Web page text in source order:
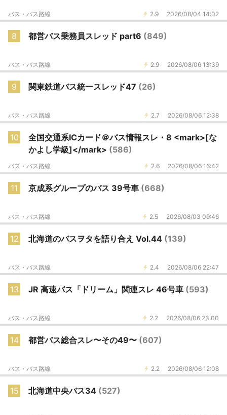
2.9 2026/08/04 14:02
バス・バス路線
8 都営バス乗務員スレッド part6 (849)
2.9 2026/08/06 13:39
バス・バス路線
9 関東鉄道バス統一スレッド47 (26)
2.7 2026/08/06 12:38
バス・バス路線
10
全国交通系ICカード＠バス情報スレ・8 <mark>[な
かよし学級]</mark> (586)
2.6 2026/08/06 16:42
バス・バス路線
11 京成系グループのバス 39号車 (668)
2.5 2026/08/03 09:46
バス・バス路線
12 北海道のバスヲタを語り合え Vol.44 (139)
2.4 2026/08/06 22:47
バス・バス路線
13 JR 高速バス「ドリーム」関連スレ 46号車 (593)
2.2 2026/08/06 23:00
バス・バス路線
14 都営バス総合スレ〜その49〜 (607)
2.2 2026/08/06 12:08
バス・バス路線
15 北海道中央バス34 (527)